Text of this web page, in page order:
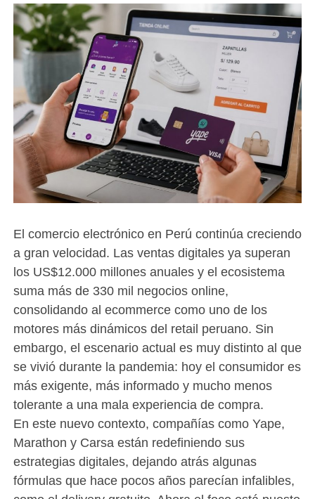
El comercio electrónico en Perú continúa creciendo
a gran velocidad. Las ventas digitales ya superan
los US$12.000 millones anuales y el ecosistema
suma más de 330 mil negocios online,
consolidando al ecommerce como uno de los
motores más dinámicos del retail peruano. Sin
embargo, el escenario actual es muy distinto al que
se vivió durante la pandemia: hoy el consumidor es
más exigente, más informado y mucho menos
tolerante a una mala experiencia de compra.
En este nuevo contexto, compañías como Yape,
Marathon y Carsa están redefiniendo sus
estrategias digitales, dejando atrás algunas
fórmulas que hace pocos años parecían infalibles,